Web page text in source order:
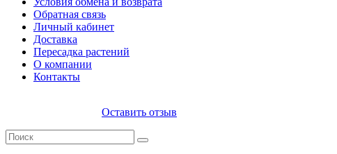
Обратная связь
Личный кабинет
Доставка
Пересадка растений
О компании
Контакты
Оставить отзыв